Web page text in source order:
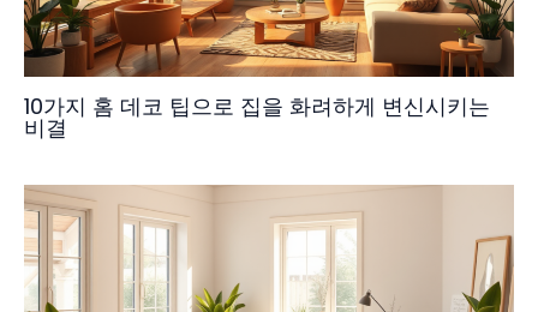
10가지 홈 데코 팁으로 집을 화려하게 변신시키는
비결